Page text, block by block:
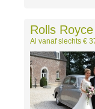
Rolls
Al vanaf slechts €